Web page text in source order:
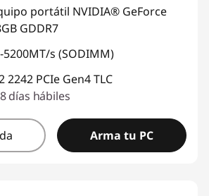
portátil NVIDIA® GeForce
GDDR7
5200MT/s (SODIMM)
2242 PCIe Gen4 TLC
días hábiles
Arma tu PC